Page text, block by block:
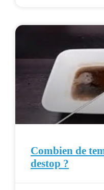
Combien de
destop ?